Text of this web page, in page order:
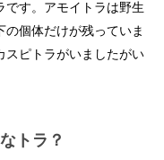
です。アモイトラは野生
個体だけが残っていま
スピトラがいましたがい
トラ？